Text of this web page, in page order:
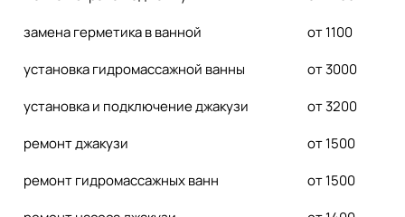
замена герметика в ванной
от 1100
установка гидромассажной ванны
от 3000
установка и подключение джакузи
от 3200
ремонт джакузи
от 1500
ремонт гидромассажных ванн
от 1500